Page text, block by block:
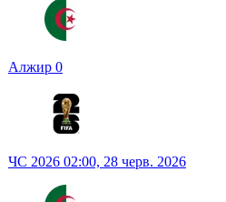
Алжир 0
ЧС 2026 02:00, 28 черв. 2026